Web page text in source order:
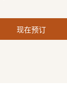
现在预订